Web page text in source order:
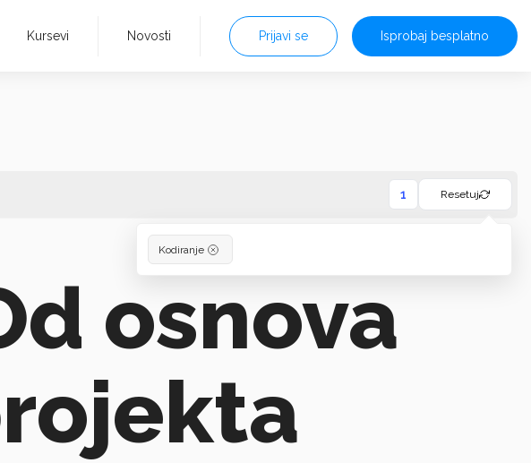
Kursevi Novosti Prijavi se Isprobaj besplatno
1 Resetuj
Kodiranje
osnova